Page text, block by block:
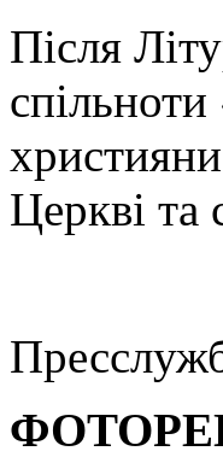
Після
Церкві та